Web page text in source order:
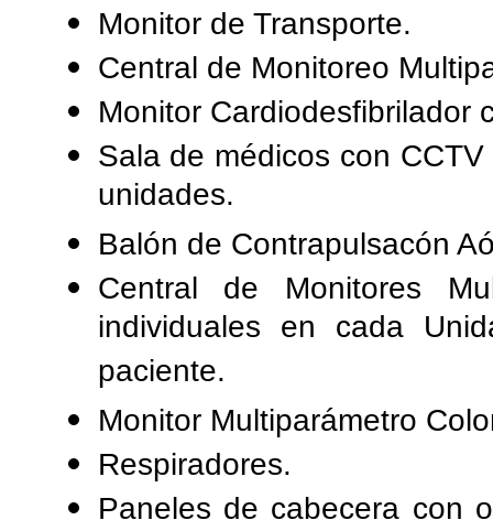
Monitor de Transporte.
Central de Monitoreo
Monitor Cardiodesfibrilador
Sala de médicos con
unidades.
Balón de Contrapulsacón
Central de Monitores
individuales en cada
paciente.
Monitor Multiparámetro
Respiradores.
Paneles de cabecera con